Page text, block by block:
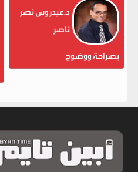
د.عيدروس نصر
ناصر
بصراحة ووضوح